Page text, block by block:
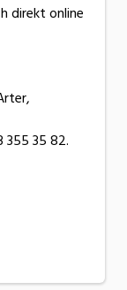
direkt online
35 82.